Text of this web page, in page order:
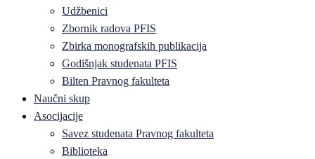
Udžbenici
Zbornik radova PFIS
Zbirka monografskih publikacija
Godišnjak studenata PFIS
Bilten Pravnog fakulteta
Naučni skup
Asocijacije
Savez studenata Pravnog fakulteta
Biblioteka